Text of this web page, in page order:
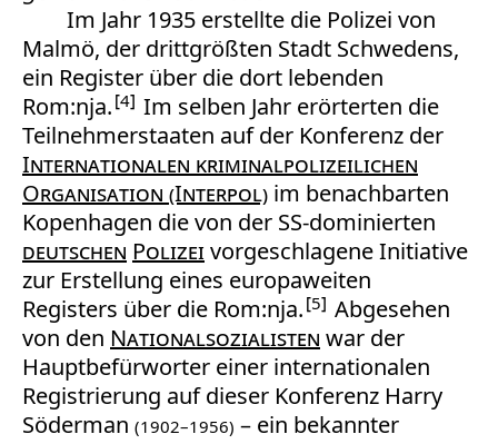
Im Jahr 1935 erstellte die Polizei von
Malmö, der drittgrößten Stadt Schwedens,
ein Register über die dort lebenden
Rom:nja. 4 Im selben Jahr erörterten die
Teilnehmerstaaten auf der Konferenz der
Internationalen kriminalpolizeilichen
Organisation (Interpol) im benachbarten
Kopenhagen die von der SS-dominierten
deutschen Polizeivorgeschlagene Initiative
zur Erstellung eines europaweiten
Registers über die Rom:nja. 5
Abgesehen
von den Nationalsozialisten war der
Hauptbefürworter einer internationalen
Registrierung auf dieser Konferenz Harry
Söderman (1902–1956) – ein bekannter